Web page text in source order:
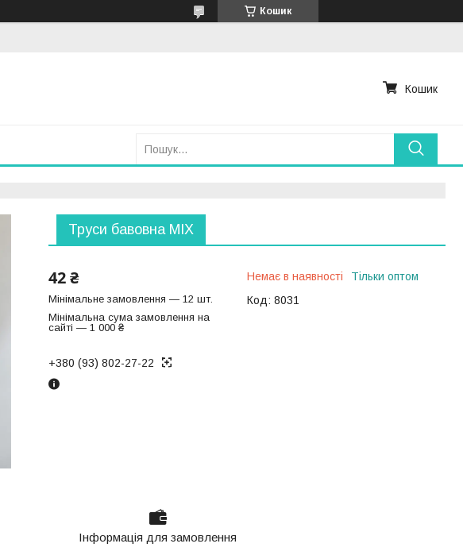
Кошик
Кошик
Труси бавовна МІX
42 ₴
Мінімальне замовлення — 12 шт.
Мінімальна сума замовлення на
сайті — 1 000 ₴
Немає в наявності
Тільки оптом
Код: 8031
+380 (93) 802-27-22
Інформація для замовлення